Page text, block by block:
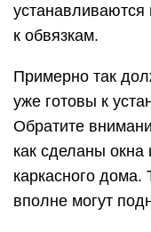
к обвязкам.
Примерно так
уже готовы к
Обратите
как сделаны
каркасного дома.
вполне могут